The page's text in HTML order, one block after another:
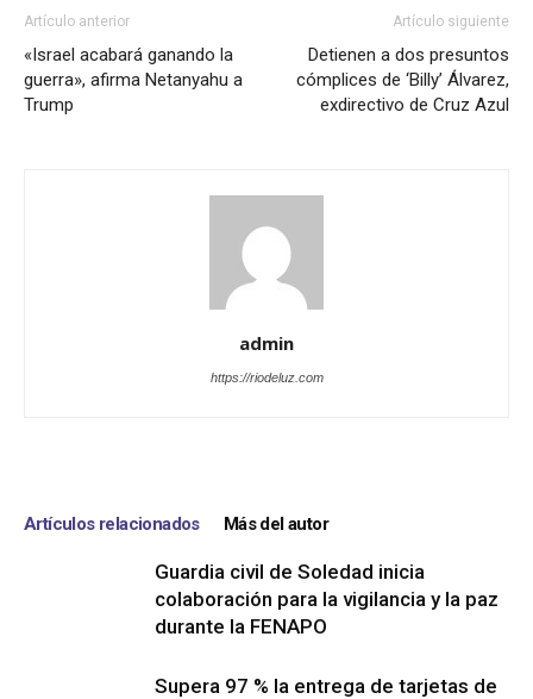
Artículo anterior
«Israel acabará ganando la
guerra», afirma Netanyahu a
Trump
Artículo siguiente
Detienen a dos presuntos
cómplices de ‘Billy’ Álvarez,
exdirectivo de Cruz Azul
admin
https://riodeluz.com
Artículos relacionados Más del autor
Guardia civil de Soledad inicia
colaboración para la vigilancia y la paz
durante la FENAPO
Supera 97 % la entrega de tarjetas de